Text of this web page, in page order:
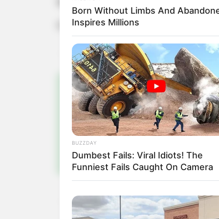
Nacional de Habilitação e conduzia
Foi feito Boletim de ocorrência no
Born Without Limbs And
Inspires Millions
BUZZDAY
Dumbest Fails: Viral Idiots! The
Funniest Fails Caught On Camera